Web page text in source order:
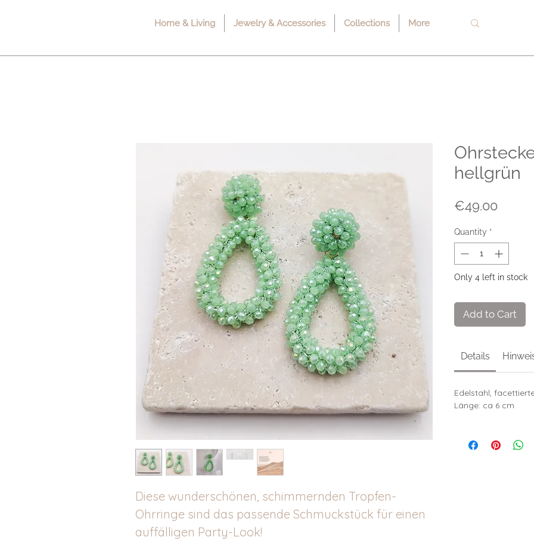
Home & Living Jewelry & Accessories Collections More
Diese wunderschönen, schimmernden Tropfen-
Ohrringe sind das passende Schmuckstück für einen
auffälligen Party-Look!
hellgrün
€49.00Price
Quantity *
Only 4 left in stock
Add to Cart
Details
Edelstahl,
Länge: ca 6 cm